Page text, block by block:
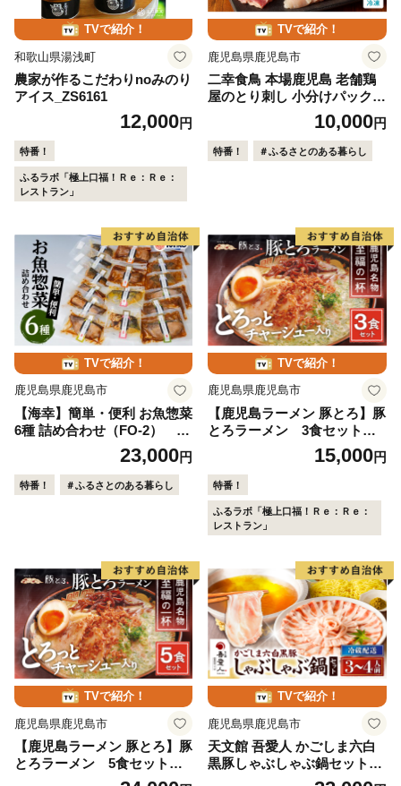
TVで紹介！
和歌山県湯浅町
農家が作るこだわりnoみのり
アイス_ZS6161
12,000円
特番！
ふるラボ「極上口福！Ｒｅ：Ｒｅ：
レストラン」
TVで紹介！
鹿児島県鹿児島市
二幸食鳥 本場鹿児島 老舗鶏
屋のとり刺し 小分けパックセ
ット 鳥刺し専用たれ付 K24
10,000円
特番！ ＃ふるさとのある暮らし
TVで紹介！
鹿児島県鹿児島市
【海幸】簡単・便利 お魚惣菜
6種 詰め合わせ（FO-2） K
23,000円
特番！ ＃ふるさとのある暮らし
TVで紹介！
鹿児島県鹿児島市
【鹿児島ラーメン 豚とろ】豚
とろラーメン 3食セット K
15,000円
特番！
ふるラボ「極上口福！Ｒｅ：Ｒｅ：
レストラン」
TVで紹介！
鹿児島県鹿児島市
【鹿児島ラーメン 豚とろ】豚
とろラーメン 5食セット K
TVで紹介！
鹿児島県鹿児島市
天文館 吾愛人 かごしま六白
黒豚しゃぶしゃぶ鍋セット
3〜4人前 K014-001